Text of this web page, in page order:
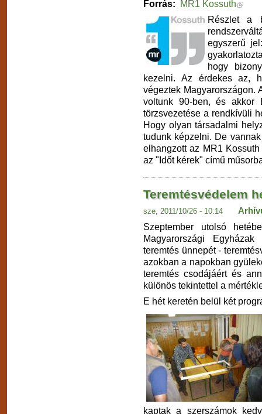
Forrás: MR1 Kossuth
Részlet a
egyszerű
hogy
kezelni. Az érdekes az,
végeztek Magyarországon.
voltunk 90-ben, és akkor
törzsvezetése a rendkívüli
Hogy olyan társadalmi
tudunk képzelni. De
elhangzott az MR1
az "Időt kérek" című
Teremtésvédelem
sze, 2011/10/26 - 10:14
Szeptember utolsó
Magyarországi
teremtés ünnepét -
azokban a napokban
teremtés csodájáért és
különös tekintettel a
E hét keretén belül két
kaptak a szerszámok